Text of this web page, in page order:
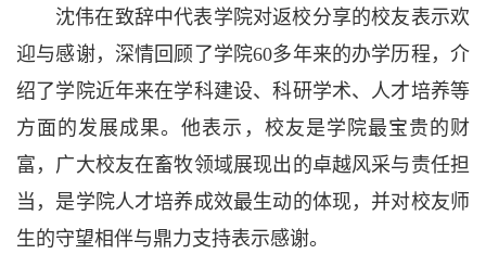
沈伟在致辞中代表学院对返校分享的校友表示欢
迎与感谢，深情回顾了学院60多年来的办学历程，介
绍了学院近年来在学科建设、科研学术、人才培养等
方面的发展成果。他表示，校友是学院最宝贵的财
富，广大校友在畜牧领域展现出的卓越风采与责任担
当，是学院人才培养成效最生动的体现，并对校友师
生的守望相伴与鼎力支持表示感谢。